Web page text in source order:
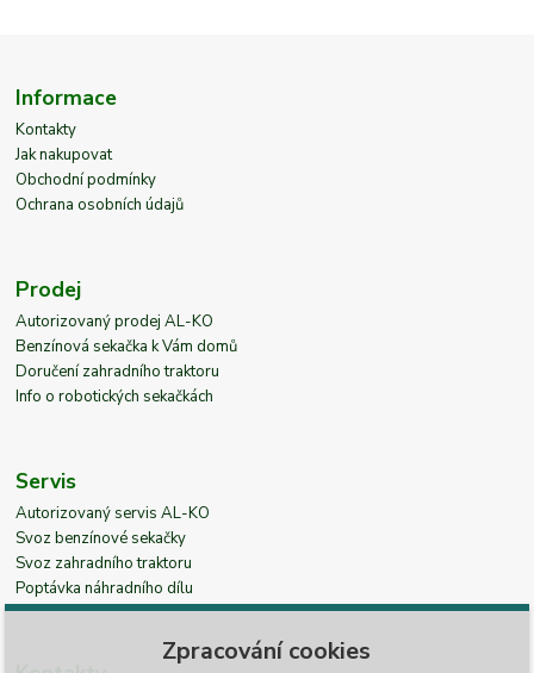
Informace
Kontakty
Jak nakupovat
Obchodní podmínky
Ochrana osobních údajů
Prodej
Autorizovaný prodej AL-KO
Benzínová sekačka k Vám domů
Doručení zahradního traktoru
Info o robotických sekačkách
Servis
Autorizovaný servis AL-KO
Svoz benzínové sekačky
Svoz zahradního traktoru
Poptávka náhradního dílu
Zpracování cookies